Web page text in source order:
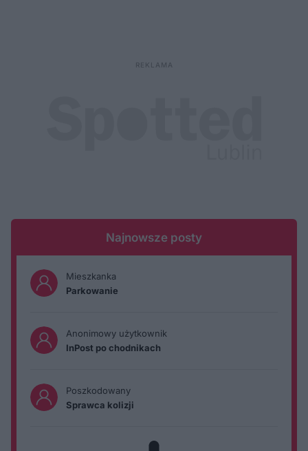
Najnowsze posty
Mieszkanka
Parkowanie
Anonimowy użytkownik
InPost po chodnikach
Poszkodowany
Sprawca kolizji